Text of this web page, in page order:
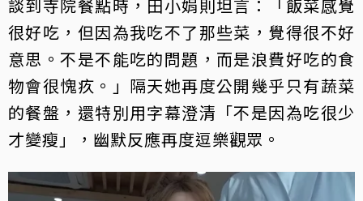
談到寺院餐點時，田小娟則坦言：「飯菜感覺
很好吃，但因為我吃不了那些菜，覺得很不好
意思。不是不能吃的問題，而是浪費好吃的食
物會很愧疚。」隔天她再度公開幾乎只有蔬菜
的餐盤，還特別用字幕澄清「不是因為吃很少
才變瘦」，幽默反應再度逗樂觀眾。